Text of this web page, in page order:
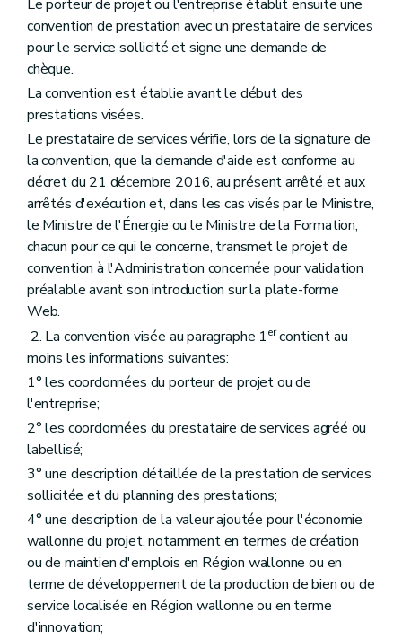
Le porteur de projet ou l'entreprise établit ensuite une
convention de prestation avec un prestataire de services
pour le service sollicité et signe une demande de
chèque.
La convention est établie avant le début des
prestations visées.
Le prestataire de services vérifie, lors de la signature de
la convention, que la demande d'aide est conforme au
décret du 21 décembre 2016, au présent arrêté et aux
arrêtés d'exécution et, dans les cas visés par le Ministre,
le Ministre de l'Énergie ou le Ministre de la Formation,
chacun pour ce qui le concerne, transmet le projet de
convention à l'Administration concernée pour validation
préalable avant son introduction sur la plate-forme
Web.
2. La convention visée au paragraphe 1ercontient au
moins les informations suivantes:
1° les coordonnées du porteur de projet ou de
l'entreprise;
2° les coordonnées du prestataire de services agréé ou
labellisé;
3° une description détaillée de la prestation de services
sollicitée et du planning des prestations;
4° une description de la valeur ajoutée pour l'économie
wallonne du projet, notamment en termes de création
ou de maintien d'emplois en Région wallonne ou en
terme de développement de la production de bien ou de
service localisée en Région wallonne ou en terme
d'innovation;